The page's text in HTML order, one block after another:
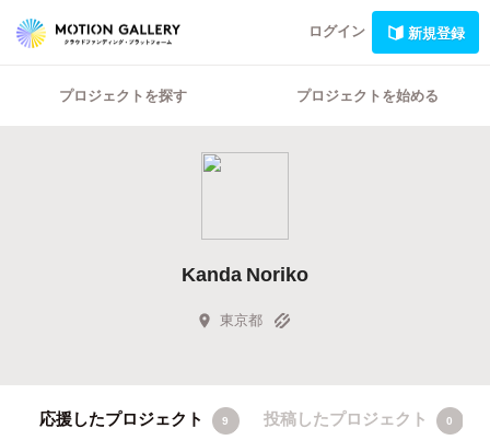
ログイン 新規登録
プロジェクトを探す プロジェクトを始める
Kanda Noriko
東京都
応援したプロジェクト 9 投稿したプロジェクト 0